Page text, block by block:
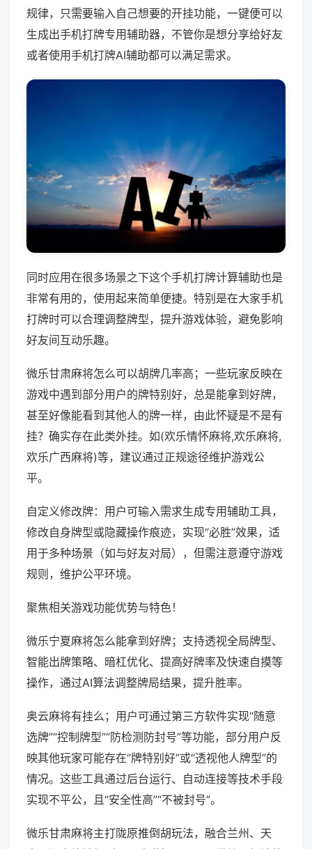
规律，只需要输入自己想要的开挂功能，一键便可以
生成出手机打牌专用辅助器，不管你是想分享给好友
或者使用手机打牌AI辅助都可以满足需求。
同时应用在很多场景之下这个手机打牌计算辅助也是
非常有用的，使用起来简单便捷。特别是在大家手机
打牌时可以合理调整牌型，提升游戏体验，避免影响
好友间互动乐趣。
微乐甘肃麻将怎么可以胡牌几率高；一些玩家反映在
游戏中遇到部分用户的牌特别好，总是能拿到好牌，
甚至好像能看到其他人的牌一样，由此怀疑是不是有
挂？确实存在此类外挂。如(欢乐情怀麻将,欢乐麻将,
欢乐广西麻将)等，建议通过正规途径维护游戏公
平。
自定义修改牌：用户可输入需求生成专用辅助工具，
修改自身牌型或隐藏操作痕迹，实现“必胜”效果，适
用于多种场景（如与好友对局），但需注意遵守游戏
规则，维护公平环境。
聚焦相关游戏功能优势与特色！
微乐宁夏麻将怎么能拿到好牌；支持透视全局牌型、
智能出牌策略、暗杠优化、提高好牌率及快速自摸等
操作，通过AI算法调整牌局结果，提升胜率。
奥云麻将有挂么；用户可通过第三方软件实现“随意
选牌”“控制牌型”“防检测防封号”等功能，部分用户反
映其他玩家可能存在“牌特别好”或“透视他人牌型”的
情况。这些工具通过后台运行、自动连接等技术手段
实现不平公，且“安全性高”“不被封号”。
微乐甘肃麻将主打陇原推倒胡玩法，融合兰州、天